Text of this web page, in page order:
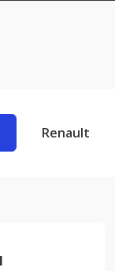
Renault